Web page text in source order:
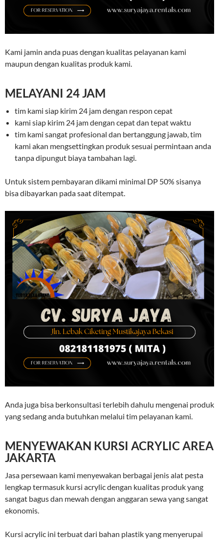
Kami jamin anda puas dengan kualitas pelayanan kami
maupun dengan kualitas produk kami.
MELAYANI 24 JAM
tim kami siap kirim 24 jam dengan respon cepat
kami siap kirim 24 jam dengan cepat dan tepat waktu
tim kami sangat profesional dan bertanggung jawab, tim
kami akan mengsettingkan produk sesuai permintaan anda
tanpa dipungut biaya tambahan lagi.
Untuk sistem pembayaran dikami minimal DP 50% sisanya
bisa dibayarkan pada saat ditempat.
Anda juga bisa berkonsultasi terlebih dahulu mengenai produk
yang sedang anda butuhkan melalui tim pelayanan kami.
MENYEWAKAN KURSI ACRYLIC AREA
JAKARTA
Jasa persewaan kami menyewakan berbagai jenis alat pesta
lengkap termasuk kursi acrylic dengan kualitas produk yang
sangat bagus dan mewah dengan anggaran sewa yang sangat
ekonomis.
Kursi acrylic ini terbuat dari bahan plastik yang menyerupai